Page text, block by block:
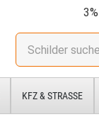
Stichwort:
KFZ & STRASSE